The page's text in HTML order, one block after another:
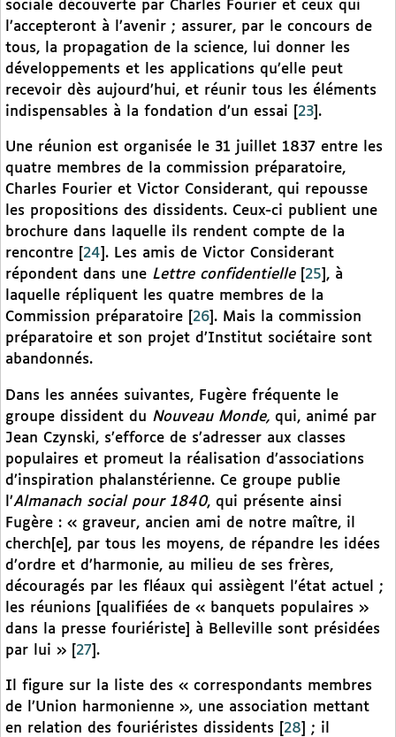
sociale découverte par Charles Fourier et ceux qui
l’accepteront à l’avenir ; assurer, par le concours de
tous, la propagation de la science, lui donner les
développements et les applications qu’elle peut
recevoir dès aujourd’hui, et réunir tous les éléments
indispensables à la fondation d’un essai
23 .
Une réunion est organisée le 31 juillet 1837 entre les
quatre membres de la commission préparatoire,
Charles Fourier et Victor Considerant, qui repousse
les propositions des dissidents. Ceux-ci publient une
brochure dans laquelle ils rendent compte de la
rencontre
24 . Les amis de Victor Considerant
répondent dans une Lettre confidentielle[ 25 , à
laquelle répliquent les quatre membres de la
Commission préparatoire
26 . Mais la commission
préparatoire et son projet d’Institut sociétaire sont
abandonnés.
Dans les années suivantes, Fugère fréquente le
groupe dissident du Nouveau Monde, qui, animé par
Jean Czynski, s’efforce de s’adresser aux classes
populaires et promeut la réalisation d’associations
d’inspiration phalanstérienne. Ce groupe publie
l’Almanach social pour 1840, qui présente ainsi
Fugère : « graveur, ancien ami de notre maître, il
cherch[e], par tous les moyens, de répandre les idées
d’ordre et d’harmonie, au milieu de ses frères,
découragés par les fléaux qui assiègent l’état actuel ;
les réunions [qualifiées de « banquets populaires »
dans la presse fouriériste] à Belleville sont présidées
par lui »
27 .
Il figure sur la liste des « correspondants membres
de l’Union harmonienne », une association mettant
en relation des fouriéristes dissidents
28
; il